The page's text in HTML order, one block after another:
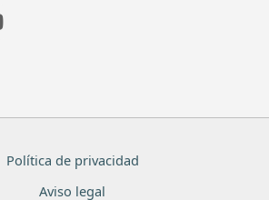
Política de privacidad
Aviso legal